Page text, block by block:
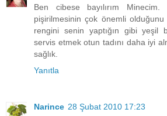
Ben cibese bayılırım
pişirilmesinin çok önemli
rengini senin yaptığın gibi yeşil
servis etmek otun tadını daha iyi
sağlık.
Yanıtla
Narince 28 Şubat 2010 17:23